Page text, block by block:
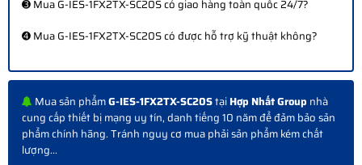
➌ Mua G-IES-1FX2TX-SC20S có giao hàng toàn quốc 24/7?
➍ Mua G-IES-1FX2TX-SC20S có được hỗ trợ kỹ thuật không?
Mua sản phẩmG-IES-1FX2TX-SC20StạiHợp Nhất Group nhà
cung cấp thiết bị mạng uy tín, danh tiếng 10 năm để đảm bảo sản
phẩm chính hãng. Tránh nguy cơ mua phải sản phẩm kém chất
lượng...